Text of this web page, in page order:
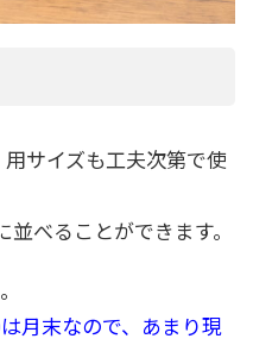
用サイズも工夫次第で使
べることができます。
月末なので、あまり現